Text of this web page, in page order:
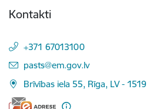
Kontakti
+371 67013100
E-pasts:
pasts@em.gov.lv
Brīvības iela 55, Rīga, LV - 1519